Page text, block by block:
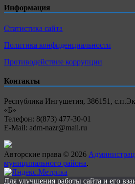
Информация
Статистика сайта
Политика конфиденциальности
Противодействие коррупции
Контакты
Республика Ингушетия, 386151,
«Б»
Телефон: 8(873) 477-30-01
E-Mail: adm-nazr@mail.ru
Авторские права © 2026
муниципального района.
Для улучшения работы сайта и его